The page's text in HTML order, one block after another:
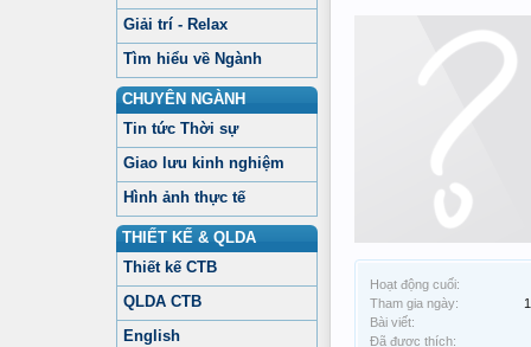
Giải trí - Relax
Tìm hiểu về Ngành
CHUYÊN NGÀNH
Tin tức Thời sự
Giao lưu kinh nghiệm
Hình ảnh thực tế
THIẾT KẾ & QLDA
Thiết kế CTB
QLDA CTB
English
Hoạt động cuối:
Tham gia ngày:
Bài viết:
Đã được thích: